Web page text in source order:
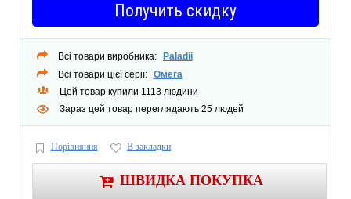
Количество секций (перемычек): 7 + 1п16
Материал изделия: нержавеющая сталь AISI 304
Цвет: хром
Межосевое расстояние: 500 мм
Подвод электричества:правый
Регулятор температуры
Габариты (В×Ш×Г): 900×500
Толщина стенки трубки: 2.5 мм
Получить скидку
Всі товари виробника: Paladii
Всі товари цієї серії: Омега
Цей товар купили 1113 людини
Зараз цей товар переглядають 25 людей
Порівняння В закладки
ШВИДКА ПОКУПКА